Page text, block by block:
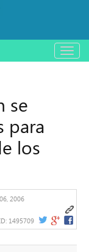
باز
و
se
para
los
2006
1495709